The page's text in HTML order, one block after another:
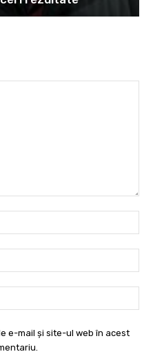
e-mail și site-ul web în acest